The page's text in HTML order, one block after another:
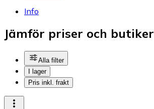
Info
Jämför priser och butiker
Alla filter
I lager
Pris inkl. frakt